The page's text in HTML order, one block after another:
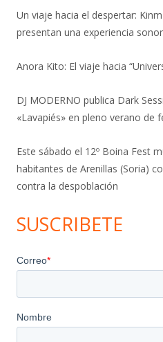
Un viaje hacia el despertar:
presentan una experiencia
Anora Kito: El viaje hacia
DJ MODERNO publica Dark
«Lavapiés» en pleno verano de
Este sábado el 12º Boina Fest
habitantes de Arenillas (Soria)
contra la despoblación
SUSCRIBETE